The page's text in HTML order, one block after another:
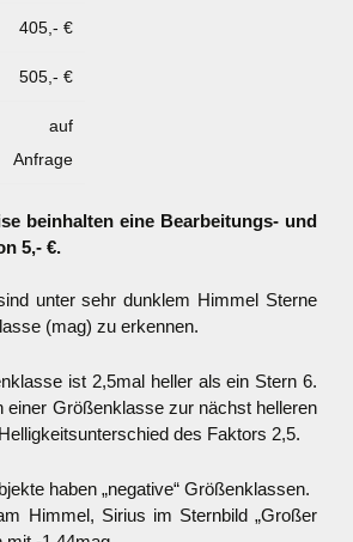
405,- €
505,- €
auf
Anfrage
beinhalten eine Bearbeitungs- und
5,- €.
unter sehr dunklem Himmel Sterne
(mag) zu erkennen.
ist 2,5mal heller als ein Stern 6.
einer Größenklasse zur nächst helleren
des Faktors 2,5.
haben „negative“ Größenklassen.
Himmel, Sirius im Sternbild „Großer